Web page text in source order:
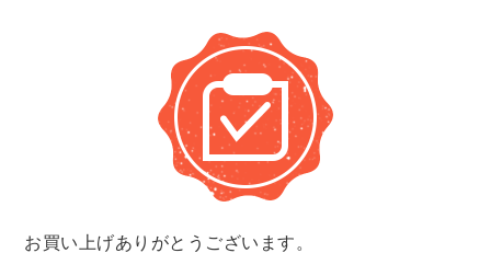
お買い上げありがとうございます。